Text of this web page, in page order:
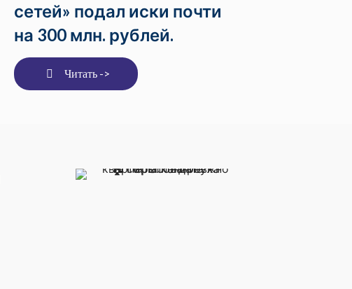
сетей» подал иски почти
на 300 млн. рублей.
Читать ->